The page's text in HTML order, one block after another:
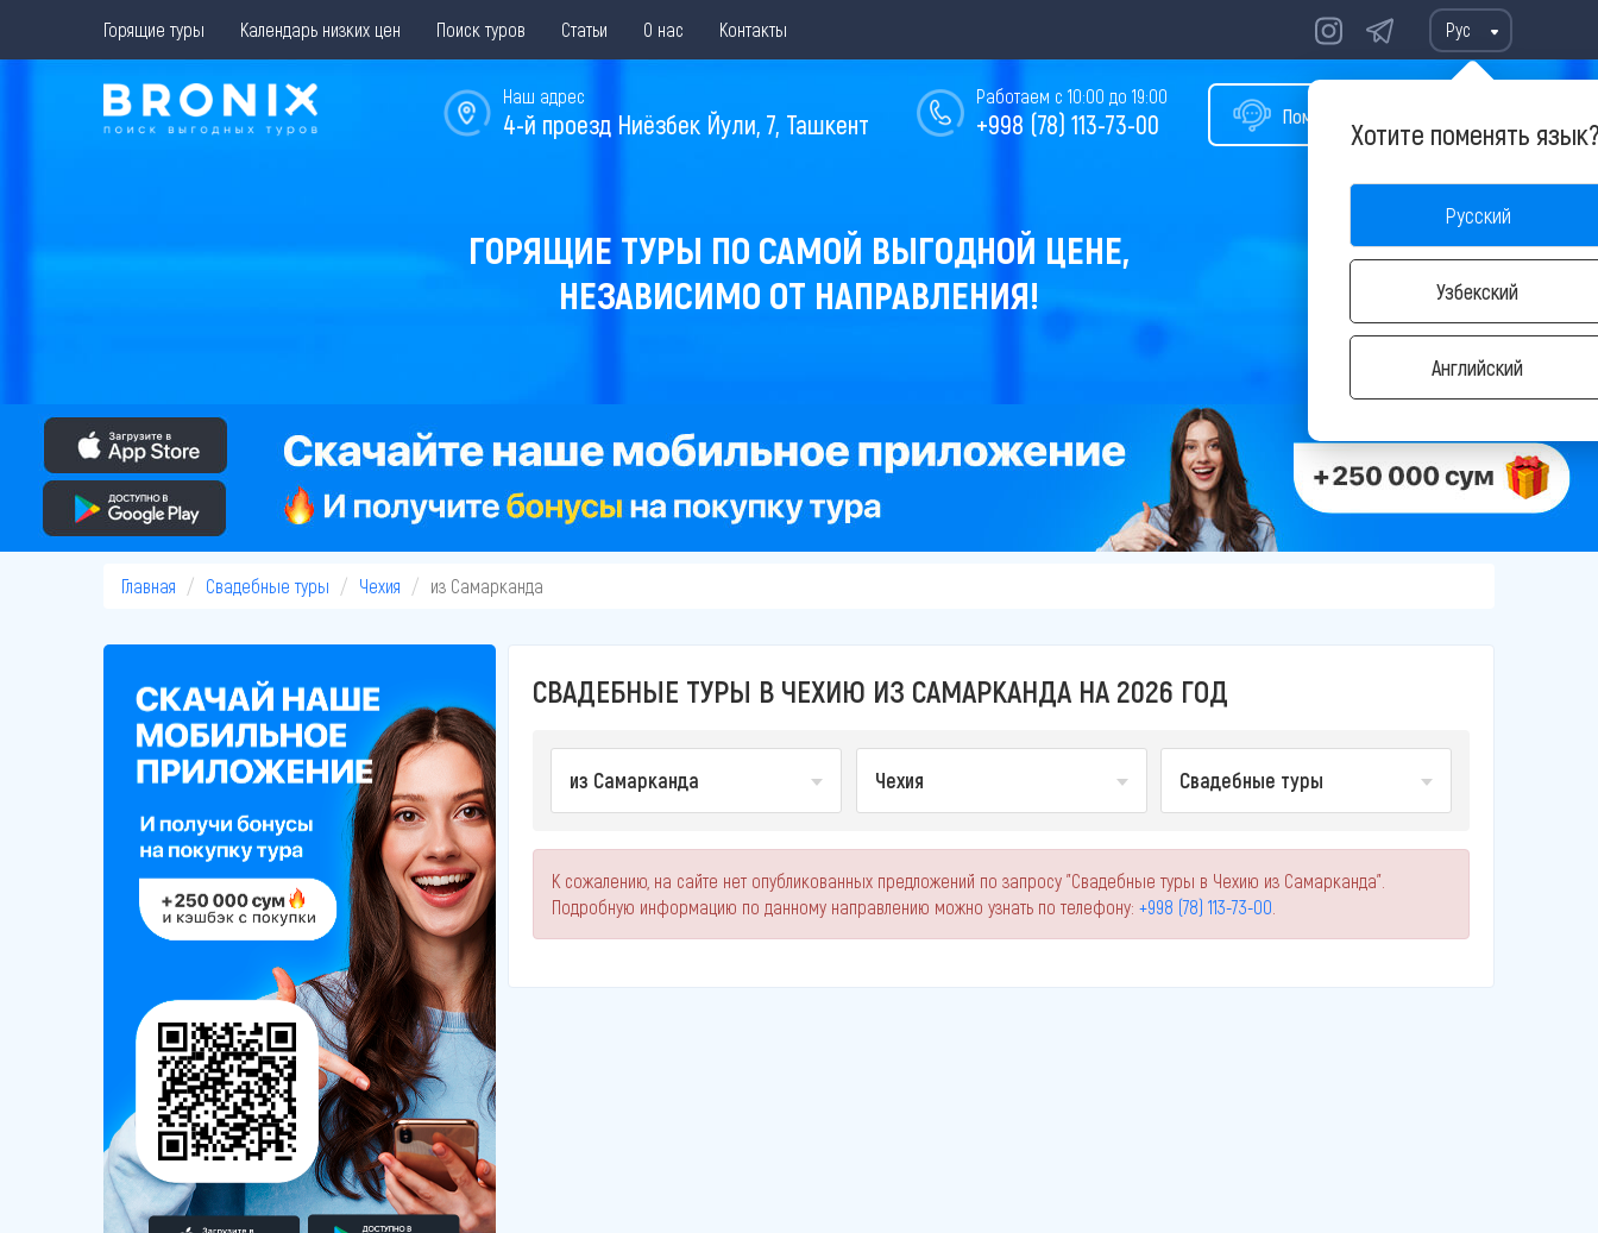
Горящие туры Календарь низких цен Поиск туров Статьи О нас Контакты Рус
Хотите поменять
Русский
Узбекский
Английский
Помощь в подборе тура
Работаем с 10:00 до 19:00
+998 (78) 113-73-00
Наш адрес
4-й проезд Ниёзбек Йули, 7, Ташкент
ГОРЯЩИЕ ТУРЫ ПО САМОЙ ВЫГОДНОЙ ЦЕНЕ,
НЕЗАВИСИМО ОТ НАПРАВЛЕНИЯ!
Главная Свадебные туры Чехия из Самарканда
СВАДЕБНЫЕ ТУРЫ В ЧЕХИЮ ИЗ САМАРКАНДА НА 2026 ГОД
из Самарканда Чехия Свадебные туры
К сожалению, на сайте нет опубликованных предложений по запросу "Свадебные туры в Чехию из Самарканда".
Подробную информацию по данному направлению можно узнать по телефону: +998 (78) 113-73-00